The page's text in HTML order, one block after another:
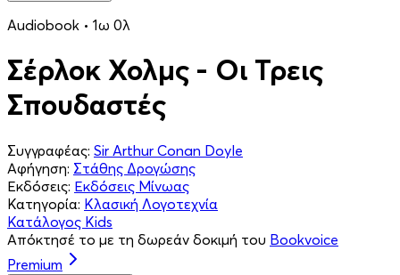
Audiobook • 1ω 0λ
Σέρλοκ Χολμς - Οι Τρεις
Σπουδαστές
Συγγραφέας: Sir Arthur Conan Doyle
Αφήγηση: Στάθης Δρογώσης
Εκδόσεις: Εκδόσεις Μίνωας
Κατηγορία: Κλασική Λογοτεχνία
Κατάλογος Kids
Απόκτησέ το με τη δωρεάν δοκιμή του Bookvoice
Premium